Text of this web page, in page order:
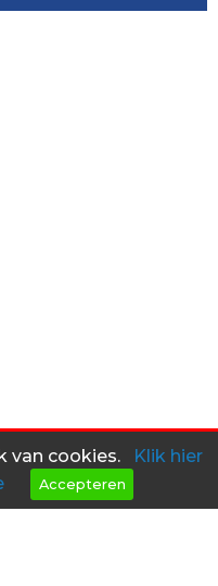
van cookies.
Klik hier
Accepteren